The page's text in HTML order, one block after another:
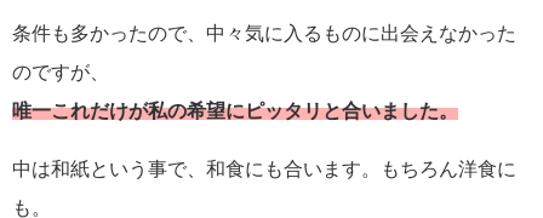
条件も多かったので、中々気に入るものに出会えなかった
のですが、
唯一これだけが私の希望にピッタリと合いました。
中は和紙という事で、和食にも合います。もちろん洋食に
も。